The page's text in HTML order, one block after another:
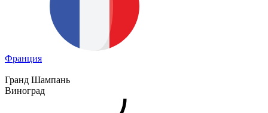
Франция
Гранд Шампань
Виноград